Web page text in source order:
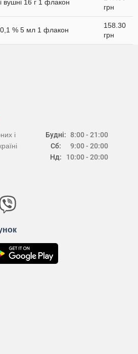
вушні 16 г 1 флакон
грн
0,1 % 5 мл 1 флакон
158.30
грн
Будні:
Сб:
Нд:
8:00 - 21:00
9:00 - 20:00
10:00 - 20:00
і